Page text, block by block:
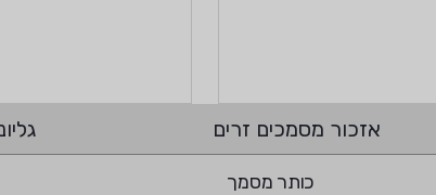
אזכור מסמכים זרים
כותר מסמך